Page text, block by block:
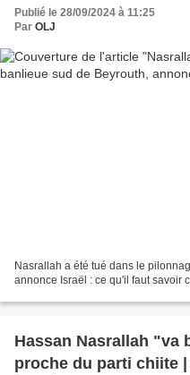
Publié le 28/09/2024 à 11:25
Par OLJ
Nasrallah a été tué dans le
annonce Israël : ce qu'il faut savoir
Hassan Nasrallah "va
proche du parti chiite